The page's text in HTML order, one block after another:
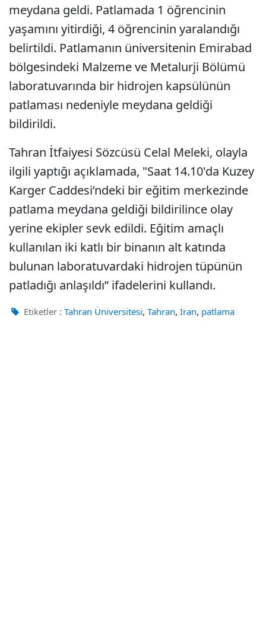
meydana geldi. Patlamada 1 öğrencinin
yaşamını yitirdiği, 4 öğrencinin yaralandığı
belirtildi. Patlamanın üniversitenin Emirabad
bölgesindeki Malzeme ve Metalurji Bölümü
laboratuvarında bir hidrojen kapsülünün
patlaması nedeniyle meydana geldiği
bildirildi.
Tahran İtfaiyesi Sözcüsü Celal Meleki, olayla
ilgili yaptığı açıklamada, "Saat 14.10'da Kuzey
Karger Caddesi’ndeki bir eğitim merkezinde
patlama meydana geldiği bildirilince olay
yerine ekipler sevk edildi. Eğitim amaçlı
kullanılan iki katlı bir binanın alt katında
bulunan laboratuvardaki hidrojen tüpünün
patladığı anlaşıldı” ifadelerini kullandı.
Etiketler : Tahran Üniversitesi, Tahran, İran, patlama